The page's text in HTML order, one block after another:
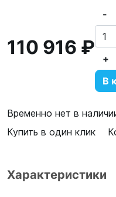
110 916 ₽
-
+
В
Временно нет в
Купить в один клик
Характеристики